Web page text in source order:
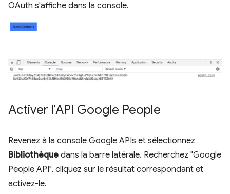
OAuth s'affiche dans la console.
Activer l'API Google People
Revenez à la console Google APIs et sélectionnez
Bibliothèque dans la barre latérale. Recherchez "Google
People API", cliquez sur le résultat correspondant et
activez-le.